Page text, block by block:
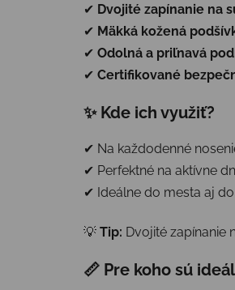
✔ Dvojité zapínanie na
✔ Mäkká kožená
✔ Odolná a priľnavá
✔ Certifikované
✨ Kde ich využiť?
✔ Na každodenné
✔ Perfektné na aktívne
✔ Ideálne do mesta aj
💡 Tip: Dvojité zapínanie
📏 Pre koho sú